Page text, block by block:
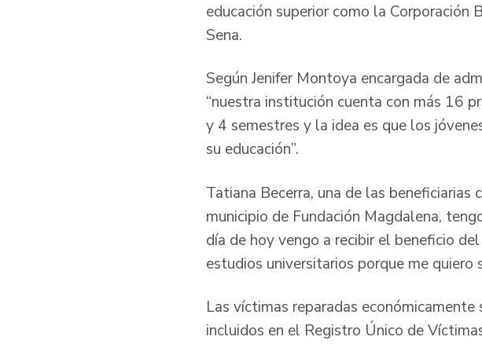
educación superior como la
Sena.
Según Jenifer Montoya encargada de
“nuestra institución cuenta con más 16
y 4 semestres y la idea es que los
su educación”.
Tatiana Becerra, una de las beneficiarias
municipio de Fundación Magdalena,
día de hoy vengo a recibir el beneficio
estudios universitarios porque me quiero
Las víctimas reparadas
incluidos en el Registro Único de